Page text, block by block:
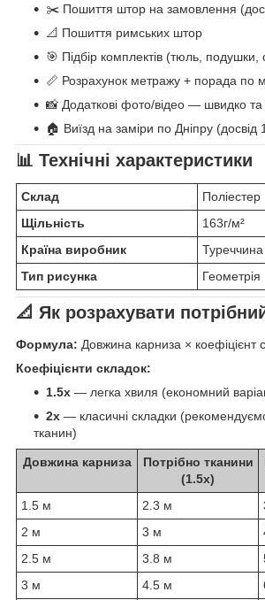
✂️ Пошиття штор на замовлення
📐 Пошиття римських штор
🎯 Підбір комплектів (тюль, подушки,
📏 Розрахунок метражу + порада по
📸 Додаткові фото/відео — швидко та
🏠 Виїзд на заміри по Дніпру (досвід
📊 Технічні характеристики
Склад
Поліестер
Щільність
163г/м²
Країна виробник
Туреччина
Тип рисунка
Геометрія
📐 Як розрахувати
Формула: Довжина карниза × коефіцієнт
Коефіцієнти складок:
1.5x — легка хвиля (економний
2x — класичні складки
тканин)
Довжина карниза
Потрібно тканини
(1.5x)
1.5 м
2.3 м
2 м
3 м
2.5 м
3.8 м
3 м
4.5 м